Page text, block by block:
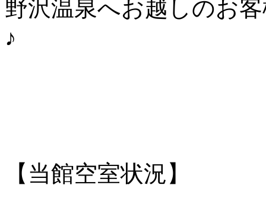
野沢温泉へお越しのお
♪
【当館空室状況】